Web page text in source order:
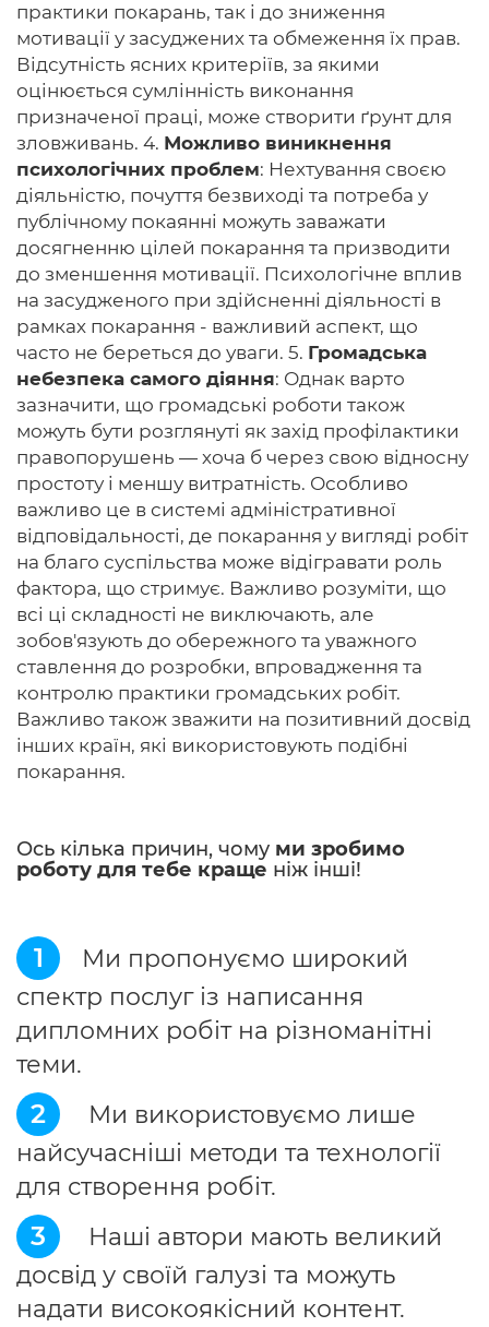
практики покарань, так і до зниження
мотивації у засуджених та обмеження їх прав.
Відсутність ясних критеріїв, за якими
оцінюється сумлінність виконання
призначеної праці, може створити ґрунт для
зловживань. 4. Можливо виникнення
психологічних проблем: Нехтування своєю
діяльністю, почуття безвиході та потреба у
публічному покаянні можуть заважати
досягненню цілей покарання та призводити
до зменшення мотивації. Психологічне вплив
на засудженого при здійсненні діяльності в
рамках покарання - важливий аспект, що
часто не береться до уваги. 5. Громадська
небезпека самого діяння: Однак варто
зазначити, що громадські роботи також
можуть бути розглянуті як захід профілактики
правопорушень — хоча б через свою відносну
простоту і меншу витратність. Особливо
важливо це в системі адміністративної
відповідальності, де покарання у вигляді робіт
на благо суспільства може відігравати роль
фактора, що стримує. Важливо розуміти, що
всі ці складності не виключають, але
зобов'язують до обережного та уважного
ставлення до розробки, впровадження та
контролю практики громадських робіт.
Важливо також зважити на позитивний досвід
інших країн, які використовують подібні
покарання.
Ось кілька причин, чому ми зробимо
роботу для тебе краще ніж інші!
1
Ми пропонуємо широкий
спектр послуг із написання
дипломних робіт на різноманітні
теми.
2
Ми використовуємо лише
найсучасніші методи та технології
для створення робіт.
3
Наші автори мають великий
досвід у своїй галузі та можуть
надати високоякісний контент.